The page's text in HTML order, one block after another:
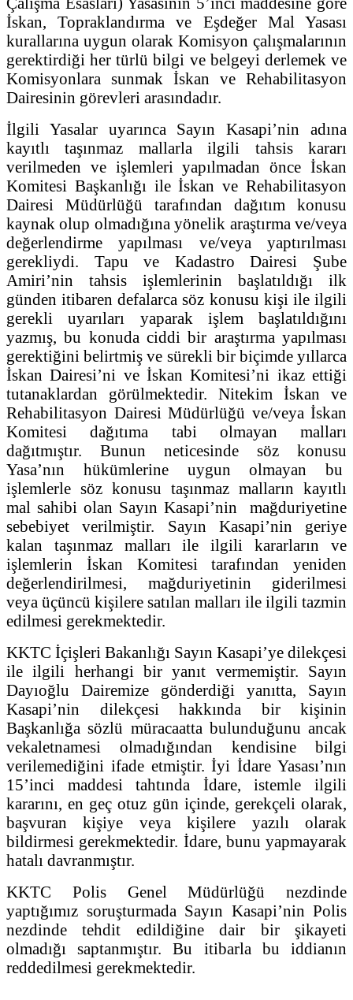
İskan, Topraklandırma ve Eşdeğer Mal Yasası
kurallarına uygun olarak Komisyon çalışmalarının
gerektirdiği her türlü bilgi ve belgeyi derlemek ve
Komisyonlara sunmak İskan ve Rehabilitasyon
Dairesinin görevleri arasındadır.
İlgili Yasalar uyarınca Sayın Kasapi’nin adına
kayıtlı taşınmaz mallarla ilgili tahsis kararı
verilmeden ve işlemleri yapılmadan önce İskan
Komitesi Başkanlığı ile İskan ve Rehabilitasyon
Dairesi Müdürlüğü tarafından dağıtım konusu
kaynak olup olmadığına yönelik araştırma ve/veya
değerlendirme yapılması ve/veya yaptırılması
gerekliydi. Tapu ve Kadastro Dairesi Şube
Amiri’nin tahsis işlemlerinin başlatıldığı ilk
günden itibaren defalarca söz konusu kişi ile ilgili
gerekli uyarıları yaparak işlem başlatıldığını
yazmış, bu konuda ciddi bir araştırma yapılması
gerektiğini belirtmiş ve sürekli bir biçimde yıllarca
İskan Dairesi’ni ve İskan Komitesi’ni ikaz ettiği
tutanaklardan görülmektedir. Nitekim İskan ve
Rehabilitasyon Dairesi Müdürlüğü ve/veya İskan
Komitesi dağıtıma tabi olmayan malları
dağıtmıştır. Bunun neticesinde söz konusu
Yasa’nın hükümlerine uygun olmayan bu
işlemlerle söz konusu taşınmaz malların kayıtlı
mal sahibi olan Sayın Kasapi’nin mağduriyetine
sebebiyet verilmiştir. Sayın Kasapi’nin geriye
kalan taşınmaz malları ile ilgili kararların ve
işlemlerin İskan Komitesi tarafından yeniden
değerlendirilmesi, mağduriyetinin giderilmesi
veya üçüncü kişilere satılan malları ile ilgili tazmin
edilmesi gerekmektedir.
KKTC İçişleri Bakanlığı Sayın Kasapi’ye dilekçesi
ile ilgili herhangi bir yanıt vermemiştir. Sayın
Dayıoğlu Dairemize gönderdiği yanıtta, Sayın
Kasapi’nin dilekçesi hakkında bir kişinin
Başkanlığa sözlü müracaatta bulunduğunu ancak
vekaletnamesi olmadığından kendisine bilgi
verilemediğini ifade etmiştir. İyi İdare Yasası’nın
15’inci maddesi tahtında İdare, istemle ilgili
kararını, en geç otuz gün içinde, gerekçeli olarak,
başvuran kişiye veya kişilere yazılı olarak
bildirmesi gerekmektedir. İdare, bunu yapmayarak
hatalı davranmıştır.
KKTC Polis Genel Müdürlüğü nezdinde
yaptığımız soruşturmada Sayın Kasapi’nin Polis
nezdinde tehdit edildiğine dair bir şikayeti
olmadığı saptanmıştır. Bu itibarla bu iddianın
reddedilmesi gerekmektedir.